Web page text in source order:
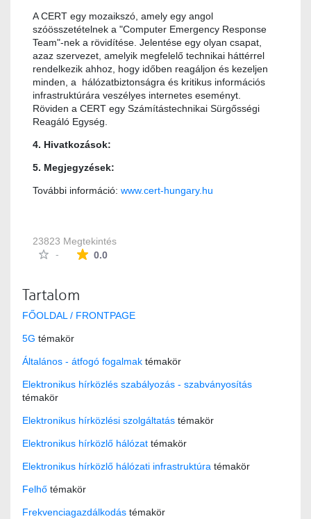
A CERT egy mozaikszó, amely egy angol
szóösszetételnek a "Computer Emergency Response
Team"-nek a rövidítése. Jelentése egy olyan csapat,
azaz szervezet, amelyik megfelelő technikai háttérrel
rendelkezik ahhoz, hogy időben reagáljon és kezeljen
minden, a hálózatbiztonságra és kritikus információs
infrastruktúrára veszélyes internetes eseményt.
Röviden a CERT egy Számítástechnikai Sürgősségi
Reagáló Egység.
4. Hivatkozások:
5. Megjegyzések:
További információ: www.cert-hungary.hu
23823 Megtekintés
-
0.0Az átlagos minősítés 0 csillag a lehetséges 5-
Tartalom
FŐOLDAL / FRONTPAGE
5G témakör
Általános - átfogó fogalmak témakör
Elektronikus hírközlés szabályozás - szabványosítás
témakör
Elektronikus hírközlési szolgáltatás témakör
Elektronikus hírközlő hálózat témakör
Elektronikus hírközlő hálózati infrastruktúra témakör
Felhő témakör
Frekvenciagazdálkodás témakör